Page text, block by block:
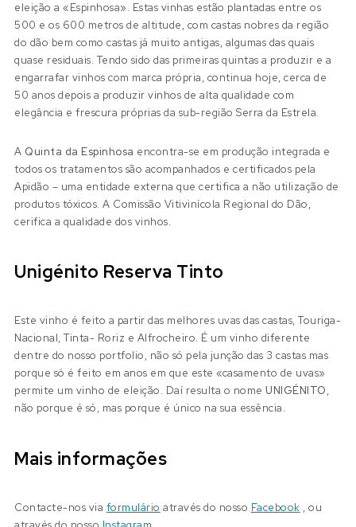
eleição a «Espinhosa». Estas vinhas estão plantadas entre os
500 e os 600 metros de altitude, com castas nobres da região
do dão bem como castas já muito antigas, algumas das quais
quase residuais. Tendo sido das primeiras quintas a produzir e a
engarrafar vinhos com marca própria, continua hoje, cerca de
50 anos depois a produzir vinhos de alta qualidade com
elegância e frescura próprias da sub-região Serra da Estrela.
A Quinta da Espinhosa encontra-se em produção integrada e
todos os tratamentos são acompanhados e certificados pela
Apidão – uma entidade externa que certifica a não utilização de
produtos tóxicos. A Comissão Vitivinícola Regional do Dão,
cerifica a qualidade dos vinhos.
Unigénito Reserva Tinto
Este vinho é feito a partir das melhores uvas das castas, Touriga-
Nacional, Tinta- Roriz e Alfrocheiro. É um vinho diferente
dentre do nosso portfolio, não só pela junção das 3 castas mas
porque só é feito em anos em que este «casamento de uvas»
permite um vinho de eleição. Daí resulta o nomeUNIGÉNITO,
não porque é só, mas porque é único na sua essência.
Mais informações
Contacte-nos via formulário através do nosso Facebook , ou